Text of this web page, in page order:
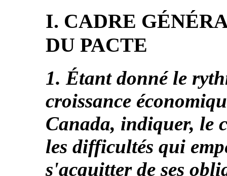
I. CADRE
DU PACTE
1. Étant donné le
croissance
Canada, indiquer, le
les difficultés qui
s'acquitter de ses